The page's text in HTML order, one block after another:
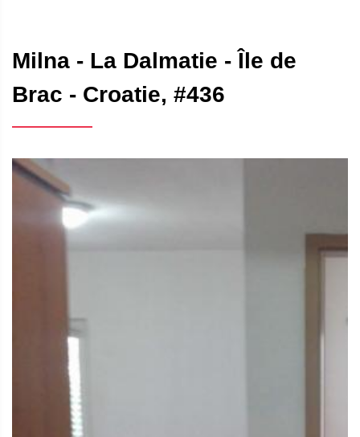
Milna - La Dalmatie - Île de
Brac - Croatie, #436